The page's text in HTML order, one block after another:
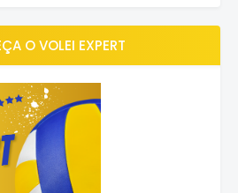
O VOLEI EXPERT